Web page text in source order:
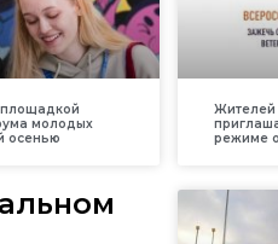
площадкой
молодых
осенью
Жителей
режиме